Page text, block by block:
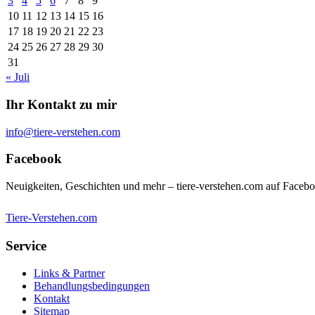
10 11 12 13 14 15 16
17 18 19 20 21 22 23
24 25 26 27 28 29 30
31
« Juli
Ihr Kontakt zu mir
info@tiere-verstehen.com
Facebook
Neuigkeiten, Geschichten und mehr – tiere-verstehen.com auf
Tiere-Verstehen.com
Service
Links & Partner
Behandlungsbedingungen
Kontakt
Sitemap